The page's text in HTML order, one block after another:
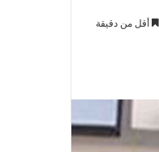
أقل من دقيقة